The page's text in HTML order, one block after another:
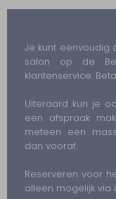
Je kunt eenvoudig
salon op de
klantenservice.
Uiteraard kun je
een afspraak
meteen een
dan vooraf.
Reserveren voor
alleen mogelijk via